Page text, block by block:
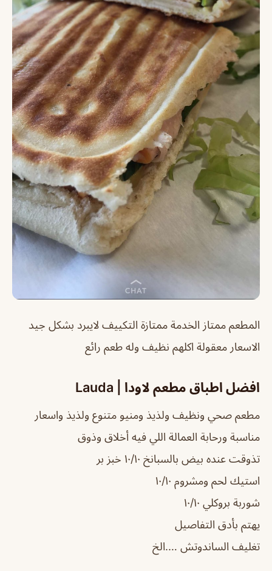
المطعم ممتاز الخدمة ممتازة التكييف لايبرد بشكل جيد
الاسعار معقولة اكلهم نظيف وله طعم رائع
افضل اطباق مطعم لاودا | Lauda
مطعم صحي ونظيف ولذيذ ومنيو متنوع ولذيذ واسعار
مناسبة ورحابة العمالة اللي فيه أخلاق وذوق
تذوقت عنده بيض بالسبانخ ١٠/١٠ خبز بر
استيك لحم ومشروم ١٠/١٠
شوربة بروكلي ١٠/١٠
يهتم بأدق التفاصيل
تغليف الساندوتش ….الخ